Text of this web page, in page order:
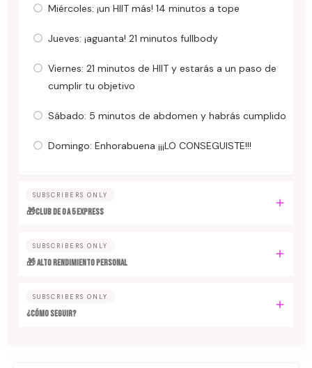
Miércoles: ¡un HIIT más! 14 minutos a tope
Jueves: ¡aguanta! 21 minutos fullbody
Viernes: 21 minutos de HIIT y estarás a un paso de
cumplir tu objetivo
Sábado: 5 minutos de abdomen y habrás cumplido
Domingo: Enhorabuena ¡¡¡LO CONSEGUISTE!!!
SUBSCRIBERS ONLY
🎁Club de 0 a 5 EXPRESS
SUBSCRIBERS ONLY
🎁 ALTO RENDIMIENTO PERSONAL
SUBSCRIBERS ONLY
¿CÓMO SEGUIR?